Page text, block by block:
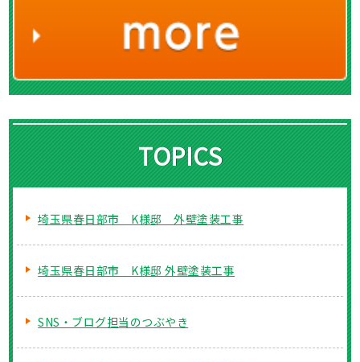
TOPICS
埼玉県春日部市 K様邸 外壁塗装工事
埼玉県春日部市 K様邸 外壁塗装工事
SNS・ブログ担当のつぶやき